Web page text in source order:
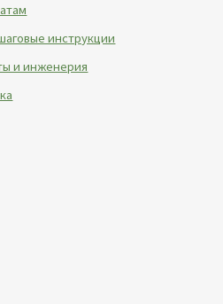
инструкции
и инженерия